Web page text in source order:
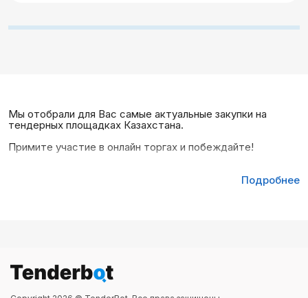
Мы отобрали для Вас самые актуальные закупки на
тендерных площадках Казахстана.
Примите участие в онлайн торгах и побеждайте!
Подробнее